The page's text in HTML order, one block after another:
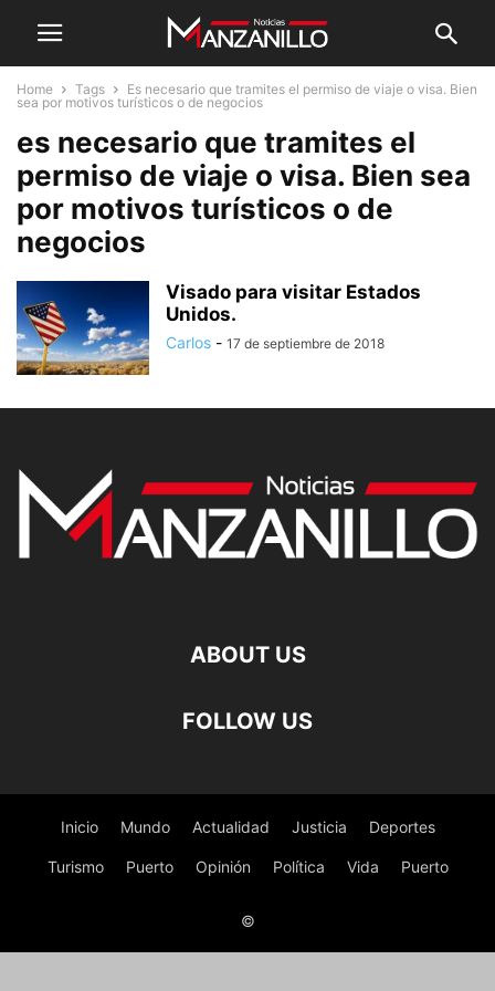
Home Tags
Es necesario que tramites el permiso de viaje o visa. Bien
sea por motivos turísticos o de negocios
es necesario que tramites el
permiso de viaje o visa. Bien sea
por motivos turísticos o de
negocios
Visado para visitar Estados
Unidos.
Carlos - 17 de septiembre de 2018
ABOUT US
FOLLOW US
Inicio Mundo Actualidad Justicia Deportes
Turismo Puerto Opinión Política Vida Puerto
©